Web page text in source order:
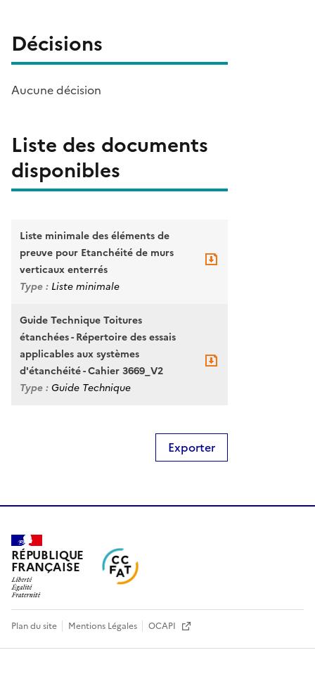
Décisions
Aucune décision
Liste des documents
disponibles
Liste minimale des éléments de
preuve pour Etanchéité de murs
verticaux enterrés
Type : Liste minimale
Guide Technique Toitures
étanchées - Répertoire des essais
applicables aux systèmes
d'étanchéité - Cahier 3669_V2
Type :Guide Technique
Exporter
RÉPUBLIQUE
FRANÇAISE
Plan du site Mentions Légales OCAPI